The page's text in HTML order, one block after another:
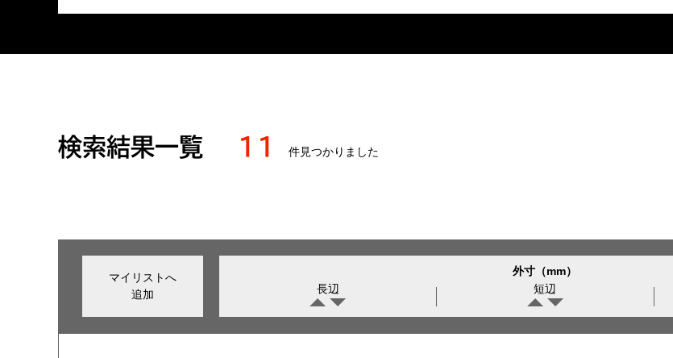
検索結果一覧 11 件見つかりました
マイリストへ
追加
外寸（mm）
長辺
短辺